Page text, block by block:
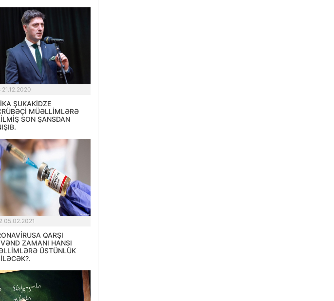
21.12.2020
ŞUKAKİDZE
MÜƏLLİMLƏRƏ
SON ŞANSDAN
05.02.2021
QARŞI
ZAMANI HANSI
ÜSTÜNLÜK